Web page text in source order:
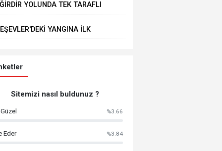
Hayran Kaldık”
YOLUNDA TEK TARAFLI
YANGINA İLK
Sitemizi nasıl buldunuz ?
%3.66
Eder %3.84